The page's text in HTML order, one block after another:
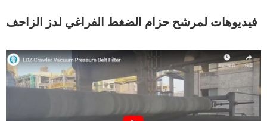
فيديوهات لمرشح حزام الضغط الفراغي لدز الزاحف